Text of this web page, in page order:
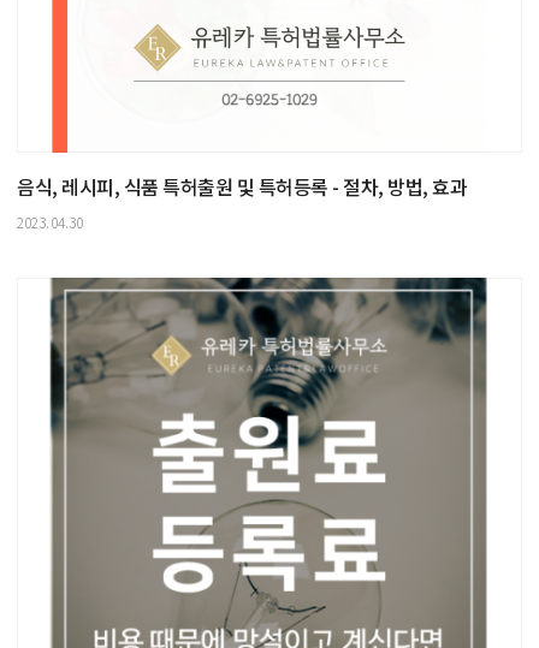
음식, 레시피, 식품 특허출원 및 특허등록 - 절차, 방법, 효과
2023.04.30